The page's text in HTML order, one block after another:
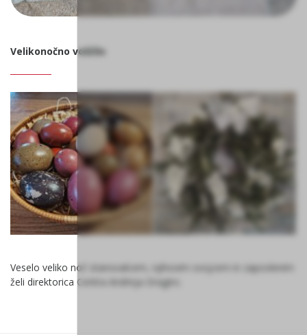
Velikonočno voščilo
Veselo veliko noč stanovalcem, njihovim svojcem in zaposlenim
želi direktorica Centra Andreja Draginc.